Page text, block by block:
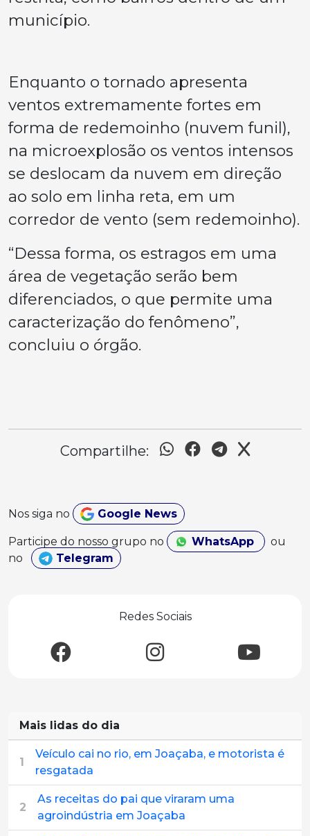
município.
Enquanto o tornado apresenta
ventos extremamente fortes em
forma de redemoinho (nuvem funil),
na microexplosão os ventos intensos
se deslocam da nuvem em direção
ao solo em linha reta, em um
corredor de vento (sem redemoinho).
“Dessa forma, os estragos em uma
área de vegetação serão bem
diferenciados, o que permite uma
caracterização do fenômeno”,
concluiu o órgão.
Compartilhe:
Nos siga no Google News
Participe do nosso grupo no WhatsApp
ou
no
Telegram
Redes Sociais
Mais lidas do dia
1
Veículo cai no rio, em Joaçaba, e motorista é
resgatada
2
As receitas do pai que viraram uma
agroindústria em Joaçaba